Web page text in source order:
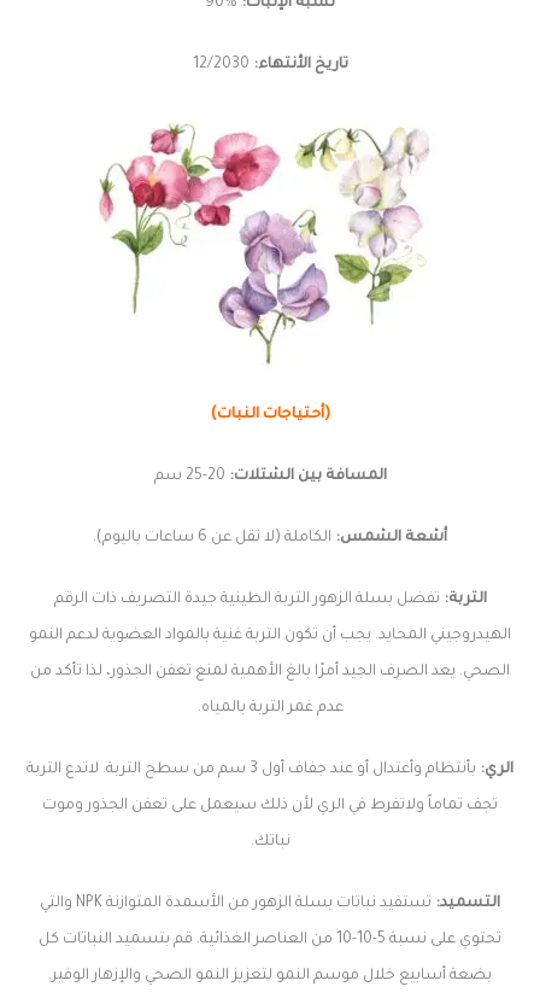
نسبة الإنبات: %90
تاريخ الأنتهاء:
(أحتياجات النبات)
المسافة بين الشتلات: سم
أشعة الشمس: الكاملة (لا تقل عن 6 ساعات باليوم).
التربة: تفضل بسلة الزهور التربة الطينية جيدة التصريف ذات الرقم
الهيدروجيني المحايد. يجب أن تكون التربة غنية بالمواد العضوية لدعم النمو
الصحي. يعد الصرف الجيد أمرًا بالغ الأهمية لمنع تعفن الجذور، لذا تأكد من
عدم غمر التربة بالمياه.
الري: بأنتظام وأعتدال أو عند جفاف أول 3 سم من سطح التربة. لاتدع التربة
تجف تماماً ولاتفرط في الري لأن ذلك سيعمل على تعفن الجذور وموت
نباتك.
التسميد: تستفيد نباتات بسلة الزهور من الأسمدة المتوازنة NPK والتي
تحتوي على نسبة 5-10-10 من العناصر الغذائية. قم بتسميد النباتات كل
بضعة أسابيع خلال موسم النمو لتعزيز النمو الصحي والإزهار الوفير.